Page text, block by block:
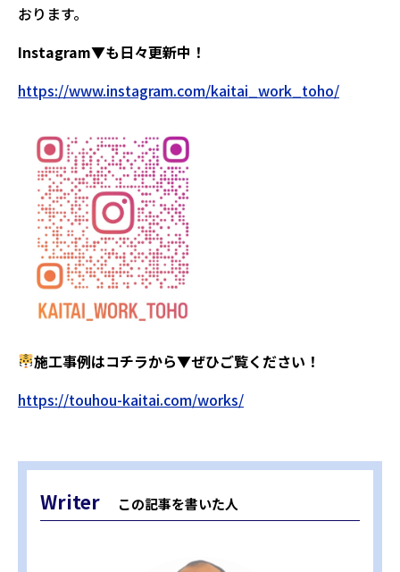
おります。
Instagram▼も日々更新中！
https://www.instagram.com/kaitai_work_toho/
施工事例はコチラから▼ぜひご覧ください！
https://touhou-kaitai.com/works/
Writer この記事を書いた人